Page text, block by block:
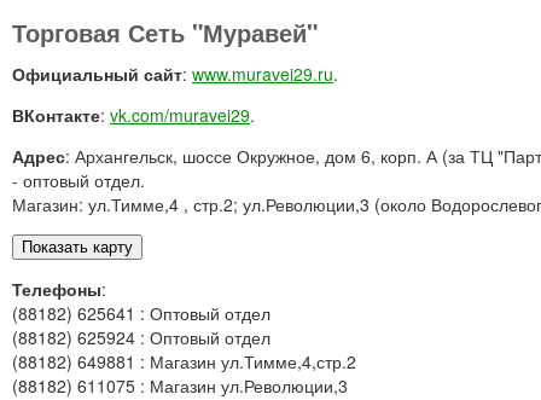
Торговая Сеть "Муравей"
Официальный сайт: www.muravei29.ru.
ВКонтакте: vk.com/muravei29.
Адрес: Архангельск, шоссе Окружное, дом 6, корп. А (за ТЦ
- оптовый отдел.
Магазин: ул.Тимме,4 , стр.2; ул.Революции,3 (около
Телефоны:
(88182) 625641 : Оптовый отдел
(88182) 625924 : Оптовый отдел
(88182) 649881 : Магазин ул.Тимме,4,стр.2
(88182) 611075 : Магазин ул.Революции,3